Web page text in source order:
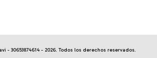
- 30653874614 - 2026. Todos los derechos reservados.